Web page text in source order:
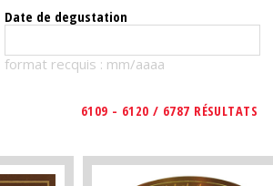
Date de degustation
format recquis : mm/aaaa
6109 - 6120 / 6787 RÉSULTATS